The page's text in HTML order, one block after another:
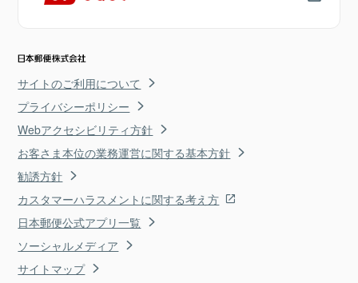
サイトのご利用について
プライバシーポリシー
Webアクセシビリティ方針
お客さま本位の業務運営に関する基本方針
勧誘方針
カスタマーハラスメントに関する考え方
日本郵便公式アプリ一覧
ソーシャルメディア
サイトマップ